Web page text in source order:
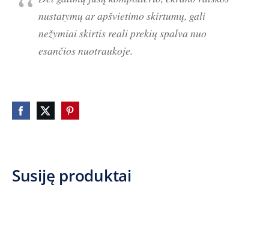
nustatymų ar apšvietimo skirtumų, gali
nežymiai skirtis reali prekių spalva nuo
esančios nuotraukoje.
Susiję produktai